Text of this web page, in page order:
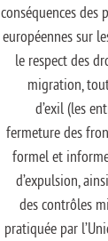
conséquences
européennes sur
le respect des
migration,
d’exil (les
fermeture des
formel et
d’expulsion,
des contrôles
pratiquée par